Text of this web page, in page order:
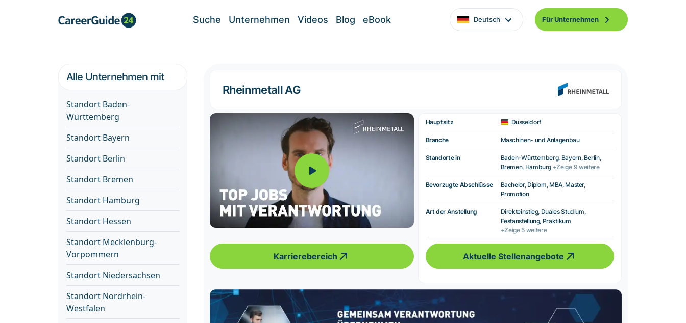
Suche Unternehmen Videos Blog eBook Deutsch Für Unternehmen
Alle Unternehmen mit
Standort Baden-
Württemberg
Standort Bayern
Standort Berlin
Standort Bremen
Standort Hamburg
Standort Hessen
Standort Mecklenburg-
Vorpommern
Standort Niedersachsen
Standort Nordrhein-
Westfalen
Rheinmetall AG
Karrierebereich
Hauptsitz Düsseldorf
Branche Maschinen- und Anlagenbau
Standorte in
Baden-Württemberg, Bayern, Berlin,
Bremen, Hamburg +Zeige 9 weitere
Bevorzugte Abschlüsse
Bachelor, Diplom, MBA, Master,
Promotion
Art der Anstellung
Direkteinstieg, Duales Studium,
Festanstellung, Praktikum
+Zeige 5 weitere
Aktuelle Stellenangebote